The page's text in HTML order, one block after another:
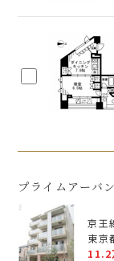
プライムアーバ
京王
東京
11.2